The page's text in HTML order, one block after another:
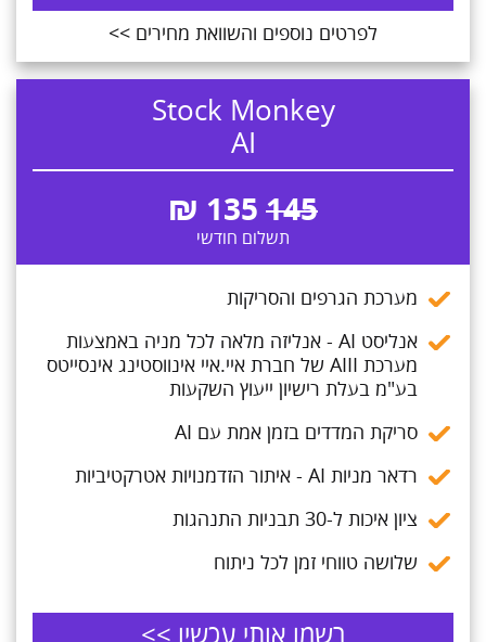
לפרטים נוספים והשוואת מחירים >>
Stock Monkey
AI
135 145
₪
תשלום חודשי
מערכת הגרפים והסריקות
אנליסט AI - אנליזה מלאה לכל מניה באמצעות
מערכת AIII של חברת איי.איי אינווסטינג אינסייטס
בע"מ בעלת רישיון ייעוץ השקעות
סריקת המדדים בזמן אמת עם AI
רדאר מניות AI - איתור הזדמנויות אטרקטיביות
ציון איכות ל-30 תבניות התנהגות
שלושה טווחי זמן לכל ניתוח